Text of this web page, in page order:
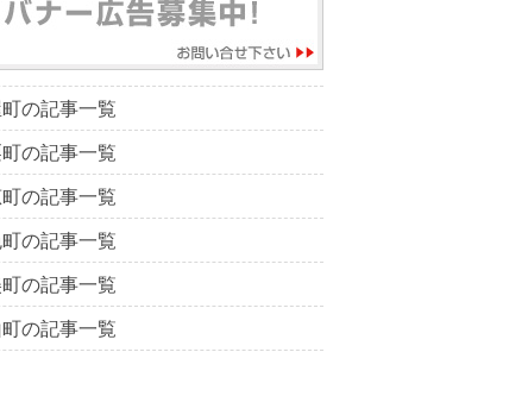
の記事一覧
の記事一覧
の記事一覧
の記事一覧
の記事一覧
の記事一覧